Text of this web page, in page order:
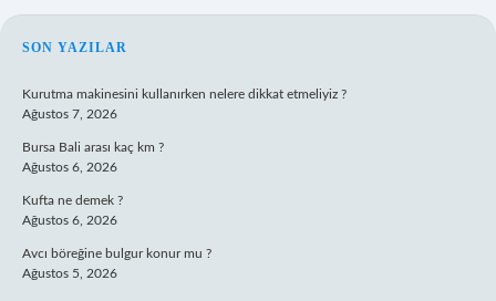
SIDEBAR
SON YAZILAR
Kurutma makinesini kullanırken nelere dikkat etmeliyiz ?
Ağustos 7, 2026
Bursa Bali arası kaç km ?
Ağustos 6, 2026
Kufta ne demek ?
Ağustos 6, 2026
Avcı böreğine bulgur konur mu ?
Ağustos 5, 2026